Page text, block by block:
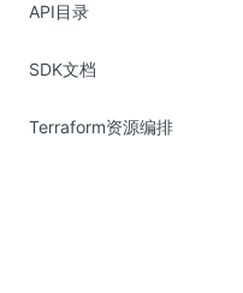
API目录
SDK文档
Terraform资源编排